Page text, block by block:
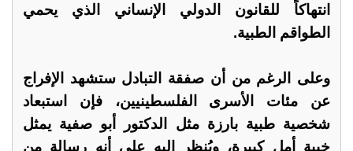
انتهاكاً للقانون الدولي الإنساني الذي يحمي
الطواقم الطبية.
وعلى الرغم من أن صفقة التبادل ستشهد الإفراج
عن مئات الأسرى الفلسطينيين، فإن استبعاد
شخصية طبية بارزة مثل الدكتور أبو صفية يمثل
خيبة أمل كبيرة، ويُنظر إليه على أنه رسالة من